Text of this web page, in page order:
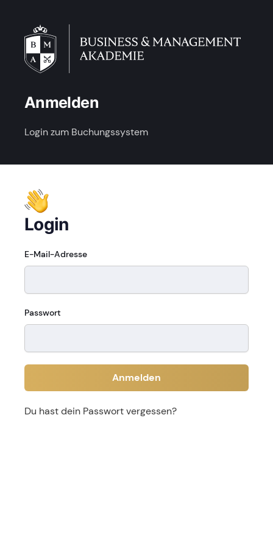
Anmelden
Login zum Buchungssystem
Login
E-Mail-Adresse
Passwort
Anmelden
Du hast dein Passwort vergessen?